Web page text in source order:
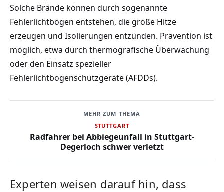
Solche Brände können durch sogenannte
Fehlerlichtbögen entstehen, die große Hitze
erzeugen und Isolierungen entzünden. Prävention ist
möglich, etwa durch thermografische Überwachung
oder den Einsatz spezieller
Fehlerlichtbogenschutzgeräte (AFDDs).
MEHR ZUM THEMA
STUTTGART
Radfahrer bei Abbiegeunfall in Stuttgart-
Degerloch schwer verletzt
Experten weisen darauf hin, dass